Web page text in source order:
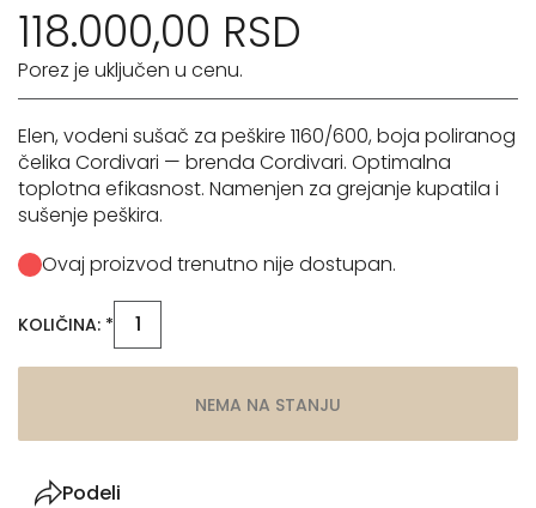
118.000,00 RSD
Porez je uključen u cenu.
Elen, vodeni sušač za peškire 1160/600, boja poliranog
čelika Cordivari — brenda Cordivari. Optimalna
toplotna efikasnost. Namenjen za grejanje kupatila i
sušenje peškira.
Ovaj proizvod trenutno nije dostupan.
KOLIČINA: *
NEMA NA STANJU
Podeli